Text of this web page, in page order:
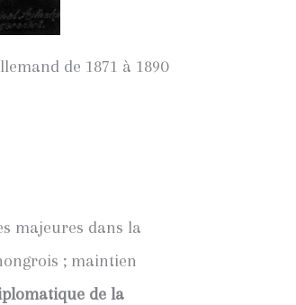
de 1871 à 1890
majeures dans la
; maintien
de la